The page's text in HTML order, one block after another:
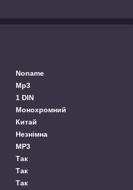
Noname
Mp3
1 DIN
Монохромний
Китай
Незнімна
MP3
Так
Так
Так